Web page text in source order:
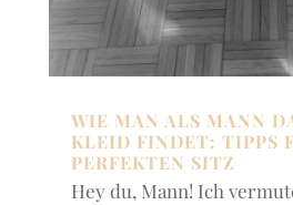
WIE MAN ALS MANN
KLEID FINDET: TIPPS
PERFEKTEN SITZ
Hey du, Mann! Ich